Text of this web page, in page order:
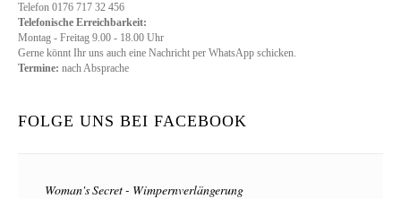
Telefon 0176 717 32 456
Telefonische Erreichbarkeit:
Montag - Freitag 9.00 - 18.00 Uhr
Gerne könnt Ihr uns auch eine Nachricht per WhatsApp schicken.
Termine: nach Absprache
FOLGE UNS BEI FACEBOOK
Woman's Secret - Wimpernverlängerung